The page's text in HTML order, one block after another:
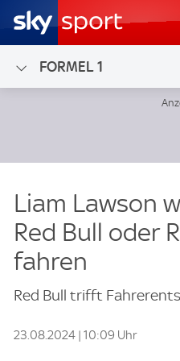
FORMEL 1
Liam Lawson
Red Bull oder
fahren
Red Bull trifft
23.08.2024 | 10:09 Uhr